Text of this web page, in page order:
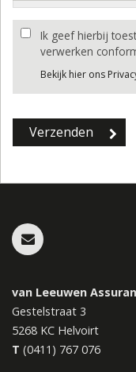
Ik geef hierbij
verwerken
Bekijk hier ons
van Leeuwen
Gestelstraat 3
5268 KC Helvoirt
T (0411) 767 076